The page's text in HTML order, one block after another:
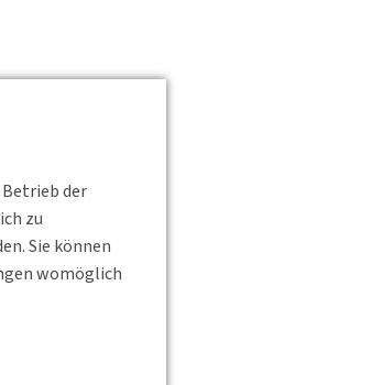
der
zu
Sie können
womöglich